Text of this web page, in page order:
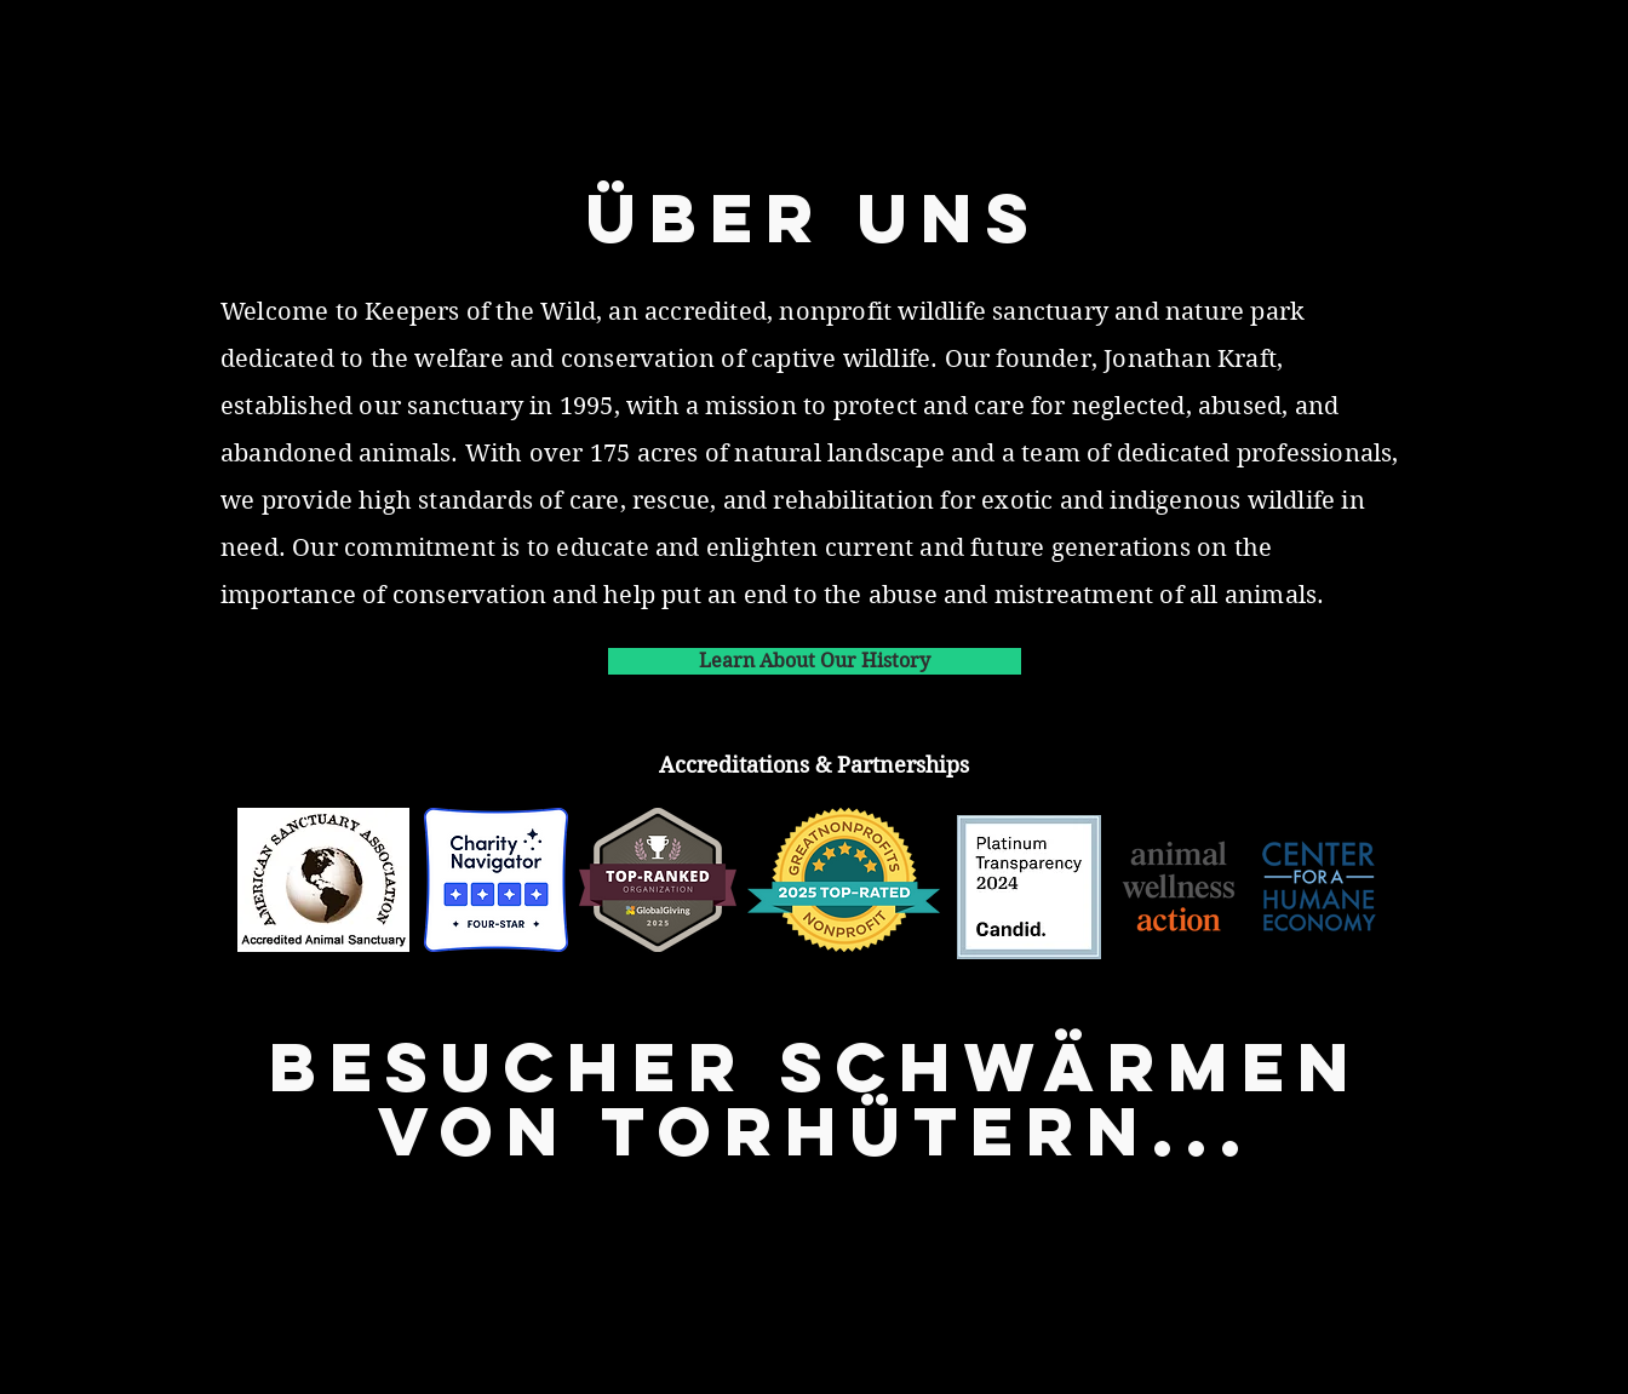
ÜBER UNS
Welcome to Keepers of the Wild, an accredited, nonprofit wildlife sanctuary and nature park
dedicated to the welfare and conservation of captive wildlife. Our founder, Jonathan Kraft,
established our sanctuary in 1995, with a mission to protect and care for neglected, abused, and
abandoned animals. With over 175 acres of natural landscape and a team of dedicated professionals,
we provide high standards of care, rescue, and rehabilitation for exotic and indigenous wildlife in
need. Our commitment is to educate and enlighten current and future generations on the
importance of conservation and help put an end to the abuse and mistreatment of all animals.
Learn About Our History
Accreditations & Partnerships
Besucher schwärmen
von Torhütern...